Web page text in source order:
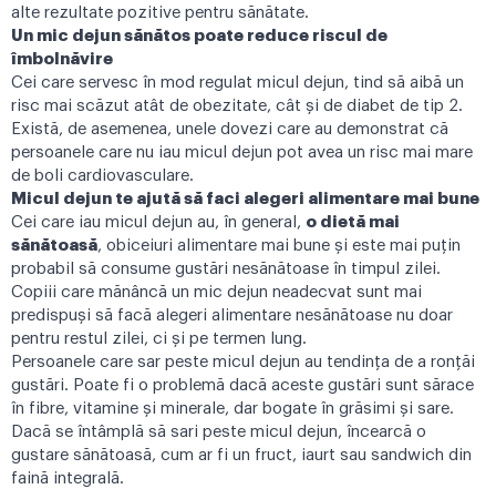
alte rezultate pozitive pentru sănătate.
Un mic dejun sănătos poate reduce riscul de
îmbolnăvire
Cei care servesc în mod regulat micul dejun, tind să aibă un
risc mai scăzut atât de obezitate, cât și de diabet de tip 2.
Există, de asemenea, unele dovezi care au demonstrat că
persoanele care nu iau micul dejun pot avea un risc mai mare
de boli cardiovasculare.
Micul dejun te ajută să faci alegeri alimentare mai bune
Cei care iau micul dejun au, în general , o dietă mai
sănătoasă, obiceiuri alimentare mai bune și este mai puțin
probabil să consume gustări nesănătoase în timpul zilei.
Copiii care mănâncă un mic dejun neadecvat sunt mai
predispuși să facă alegeri alimentare nesănătoase nu doar
pentru restul zilei, ci și pe termen lung.
Persoanele care sar peste micul dejun au tendința de a ronțăi
gustări. Poate fi o problemă dacă aceste gustări sunt sărace
în fibre, vitamine și minerale, dar bogate în grăsimi și sare.
Dacă se întâmplă să sari peste micul dejun, încearcă o
gustare sănătoasă, cum ar fi un fruct, iaurt sau sandwich din
faină integrală.